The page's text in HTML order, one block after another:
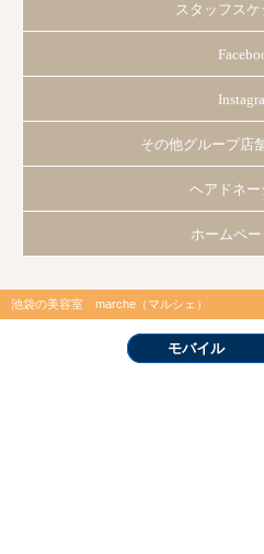
スタッフス
その他グループ店
ヘアドネー
ホームペー
池袋の美容室 marche（マルシェ）
モバイル